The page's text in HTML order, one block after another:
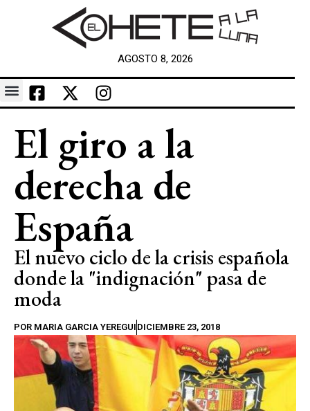
AGOSTO 8, 2026
El giro a la
derecha de
España
El nuevo ciclo de la crisis española
donde la "indignación" pasa de
moda
POR MARIA GARCIA YEREGUI DICIEMBRE 23, 2018